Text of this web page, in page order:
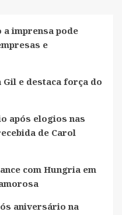
imprensa pode
e
e destaca força do
após elogios nas
de Carol
com Hungria em
aniversário na